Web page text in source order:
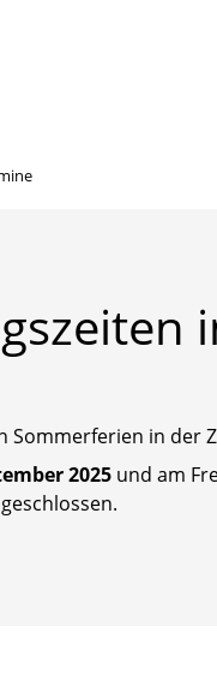
Sommerferien in der
2025 und am